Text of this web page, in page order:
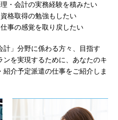
・会計の実務経験を積みたい
格取得の勉強もしたい
事の感覚を取り戻したい
」分野に係わる方々、目指す
を実現するために、あなたのキ
介予定派遣の仕事をご紹介しま